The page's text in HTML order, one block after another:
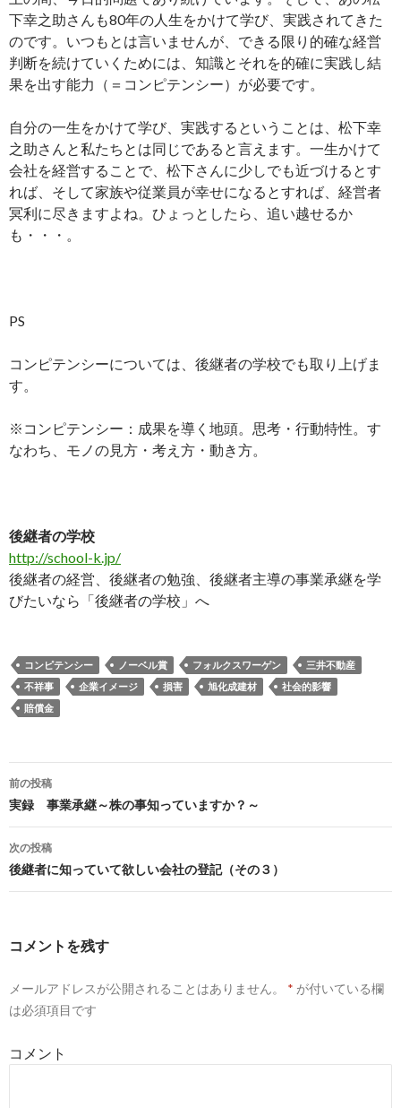
下幸之助さんも80年の人生をかけて学び、実践されてきた
のです。いつもとは言いませんが、できる限り的確な経営
判断を続けていくためには、知識とそれを的確に実践し結
果を出す能力（＝コンピテンシー）が必要です。
自分の一生をかけて学び、実践するということは、松下幸
之助さんと私たちとは同じであると言えます。一生かけて
会社を経営することで、松下さんに少しでも近づけるとす
れば、そして家族や従業員が幸せになるとすれば、経営者
冥利に尽きますよね。ひょっとしたら、追い越せるか
も・・・。
PS
コンピテンシーについては、後継者の学校でも取り上げま
す。
※コンピテンシー：成果を導く地頭。思考・行動特性。す
なわち、モノの見方・考え方・動き方。
後継者の学校
http://school-k.jp/
後継者の経営、後継者の勉強、後継者主導の事業承継を学
びたいなら「後継者の学校」へ
コンピテンシー ノーベル賞 フォルクスワーゲン
三井不動産
不祥事
企業イメージ 損害 旭化成建材
社会的影響
賠償金
投
稿
ナ
ゲ
シ
ン
前の投稿
実録 事業承継～株の事知っていますか？～
次の投稿
後継者に知っていて欲しい会社の登記（その３）
コメントを残す
メールアドレスが公開されることはありません。 * が付いている欄
は必須項目です
コメント